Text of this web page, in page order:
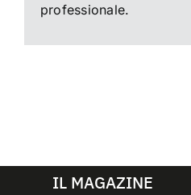
professionale.
IL MAGAZINE